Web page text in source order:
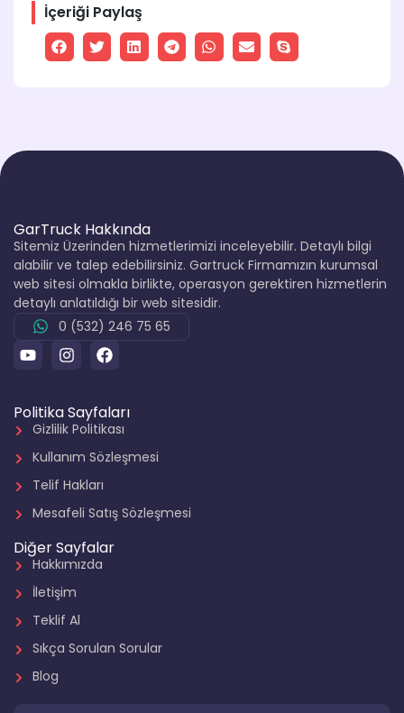
İçeriği Paylaş
GarTruck Hakkında
Sitemiz Üzerinden hizmetlerimizi inceleyebilir. Detaylı bilgi
alabilir ve talep edebilirsiniz. Gartruck Firmamızın kurumsal
web sitesi olmakla birlikte, operasyon gerektiren hizmetlerin
detaylı anlatıldığı bir web sitesidir.
0 (532) 246 75 65
Politika Sayfaları
Gizlilik Politikası
Kullanım Sözleşmesi
Telif Hakları
Mesafeli Satış Sözleşmesi
Diğer Sayfalar
Hakkımızda
İletişim
Teklif Al
Sıkça Sorulan Sorular
Blog